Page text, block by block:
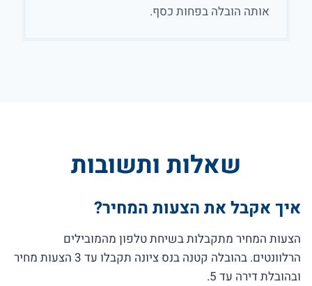
אותה הובלה בפחות כסף.
שאלות ותשובות
איך אקבל את הצעות המחיר?
הצעות המחיר מתקבלות בשיחת טלפון מהמובילים
הרלוונטים. בהובלה קטנה בנס ציונה תקבלו עד 3 הצעות מחיר
ובהובלת דירה עד 5.